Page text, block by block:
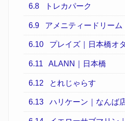
6.8 トレカパーク
6.9 アメニティードリーム
6.10 プレイズ｜日本橋オ
6.11 ALANN｜日本橋
6.12 とれじゃらす
6.13 ハリケーン｜なんば